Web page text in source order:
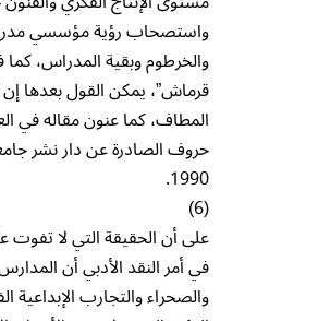
واستصحاب رؤية مؤسسي
والخرطوم وبقية المدراس،
قرماش”، يمكن القول بعدها إن
المطاف، كما عنون مقاله في
حروف الصادرة عن دار نشر
1990.
(6)
على أن الحقيقة التي لا
في أمر النقد الأدبي أن
والصحراء والتجارب